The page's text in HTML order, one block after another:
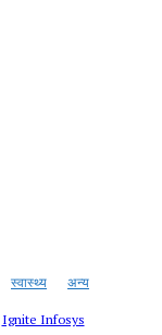
स्वास्थ्य अन्य
Ignite Infosys